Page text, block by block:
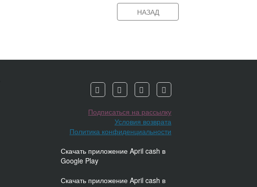
НАЗАД
Подписаться на рассылку
Условия возврата
Политика конфиденциальности
Скачать приложение April cash в
Google Play
Скачать приложение April cash в